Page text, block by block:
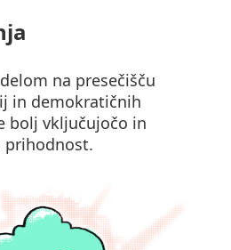
na presečišču
in demokratičnih
bolj vključujočo in
prihodnost.